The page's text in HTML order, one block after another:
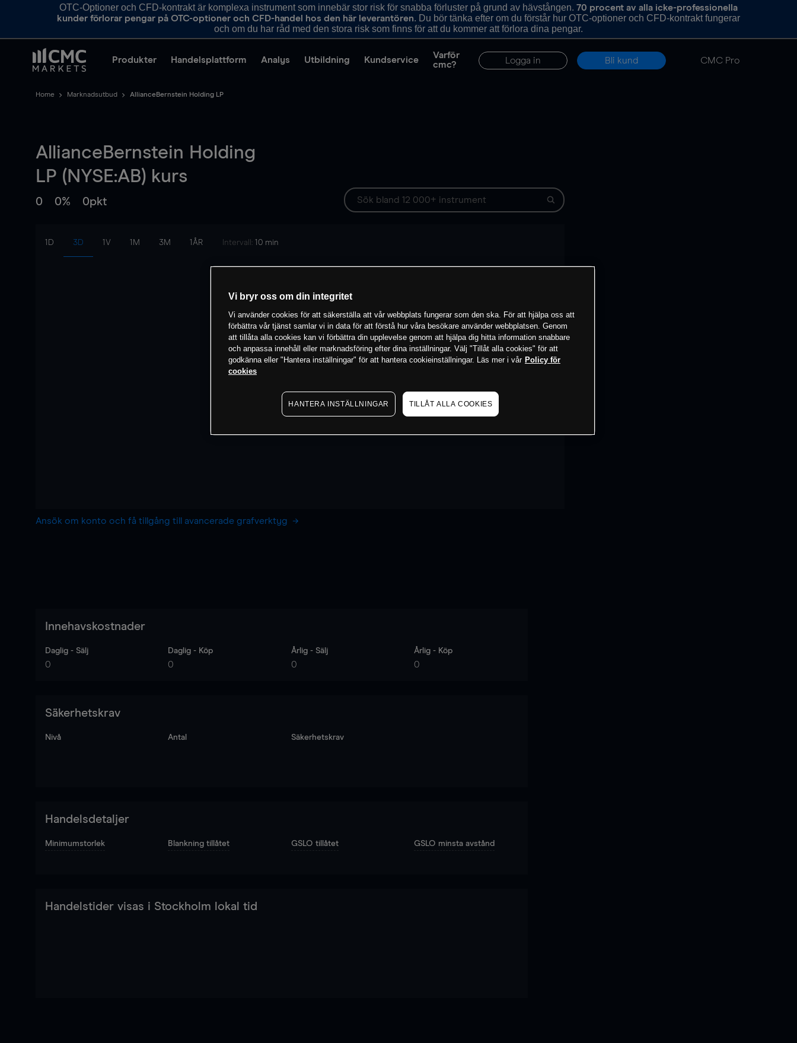
OTC-Optioner och CFD-kontrakt är komplexa instrument som innebär stor risk för snabba förluster på grund av hävstången. 70 procent av alla icke-professionella
kunder förlorar pengar på OTC-optioner och CFD-handel hos den här leverantören. Du bör tänka efter om du förstår hur OTC-optioner och CFD-kontrakt fungerar
och om du har råd med den stora risk som finns för att du kommer att förlora dina pengar.
Produkter Handelsplattform Analys Utbildning Kundservice
Varför
cmc?
Logga in Bli kund CMC Pro
Home Marknadsutbud AllianceBernstein Holding LP
AllianceBernstein Holding
LP (NYSE:AB) kurs
0 0% 0pkt
1D 3D 1V 1M 3M 1ÅR Intervall: 10 min
Ansök om konto och få tillgång till avancerade grafverktyg
Innehavskostnader
Daglig - Sälj
0
Daglig - Köp
0
Årlig - Sälj
0
Årlig - Köp
0
Säkerhetskrav
Nivå Antal Säkerhetskrav
Handelsdetaljer
Minimumstorlek Blankning tillåtet GSLO tillåtet GSLO minsta avstånd
Handelstider visas i Stockholm lokal tid
Vi bryr oss om din integritet
Vi använder cookies för att säkerställa att vår webbplats fungerar som den ska. För att hjälpa oss att
förbättra vår tjänst samlar vi in data för att förstå hur våra besökare använder webbplatsen. Genom
att tillåta alla cookies kan vi förbättra din upplevelse genom att hjälpa dig hitta information snabbare
och anpassa innehåll eller marknadsföring efter dina inställningar. Välj "Tillåt alla cookies" för att
godkänna eller "Hantera inställningar" för att hantera cookieinställningar. Läs mer i vår Policy för
cookies
HANTERA INSTÄLLNINGAR TILLÅT ALLA COOKIES